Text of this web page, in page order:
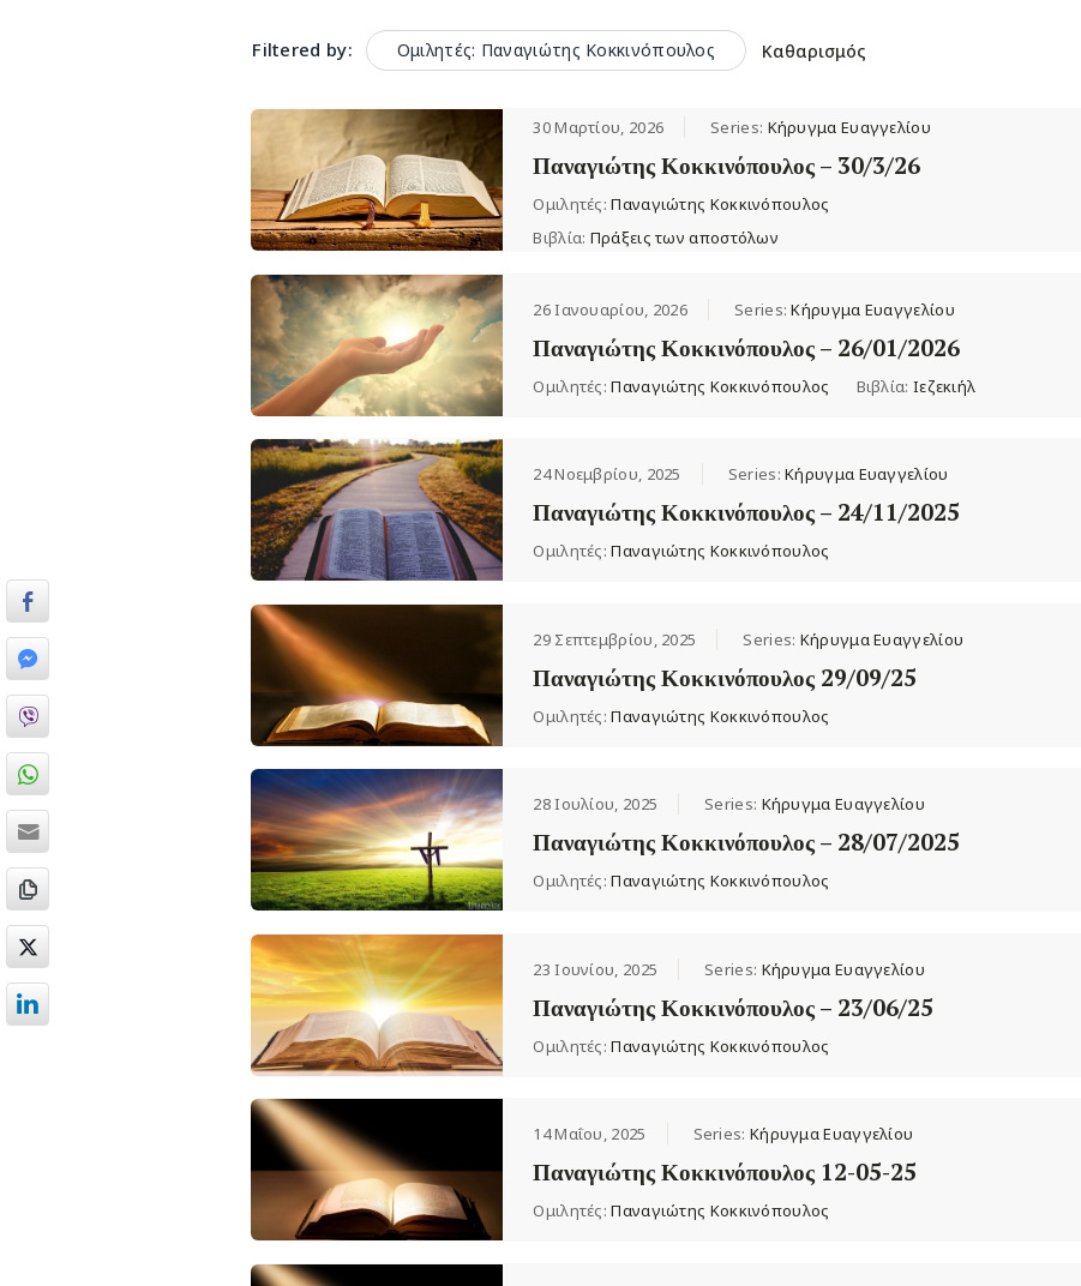
Filtered by: Ομιλητές: Παναγιώτης Κοκκινόπουλος Καθαρισμός
30 Μαρτίου, 2026 Series: Κήρυγμα Ευαγγελίου
Παναγιώτης Κοκκινόπουλος – 30/3/26
Ομιλητές:Παναγιώτης Κοκκινόπουλος
Βιβλία: Πράξεις των αποστόλων
26 Ιανουαρίου, 2026 Series:Κήρυγμα Ευαγγελίου
Παναγιώτης Κοκκινόπουλος – 26/01/2026
Ομιλητές:Παναγιώτης Κοκκινόπουλος Βιβλία: Ιεζεκιήλ
24 Νοεμβρίου, 2025 Series:Κήρυγμα Ευαγγελίου
Παναγιώτης Κοκκινόπουλος – 24/11/2025
Ομιλητές:Παναγιώτης Κοκκινόπουλος
29 Σεπτεμβρίου, 2025 Series: Κήρυγμα Ευαγγελίου
Παναγιώτης Κοκκινόπουλος 29/09/25
Ομιλητές:Παναγιώτης Κοκκινόπουλος
28 Ιουλίου, 2025 Series: Κήρυγμα Ευαγγελίου
Παναγιώτης Κοκκινόπουλος – 28/07/2025
Ομιλητές:Παναγιώτης Κοκκινόπουλος
23 Ιουνίου, 2025 Series: Κήρυγμα Ευαγγελίου
Παναγιώτης Κοκκινόπουλος – 23/06/25
Ομιλητές:Παναγιώτης Κοκκινόπουλος
14 Μαΐου, 2025 Series: Κήρυγμα Ευαγγελίου
Παναγιώτης Κοκκινόπουλος 12-05-25
Ομιλητές:Παναγιώτης Κοκκινόπουλος